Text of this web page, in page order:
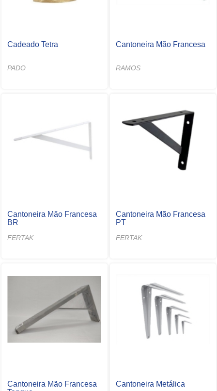
Cadeado Tetra
PADO
Cantoneira Mão Francesa
RAMOS
Cantoneira Mão Francesa
BR
FERTAK
Cantoneira Mão Francesa
PT
FERTAK
Cantoneira Mão Francesa
Cantoneira Metálica